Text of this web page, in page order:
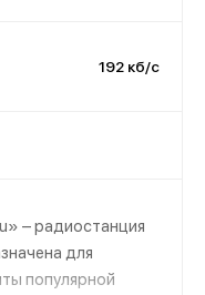
192 кб/с
– радиостанция
для
популярной